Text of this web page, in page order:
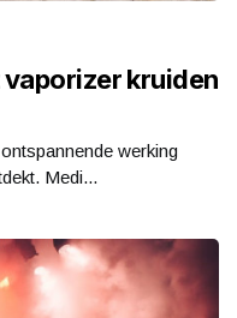
kruiden
werking
Medi...